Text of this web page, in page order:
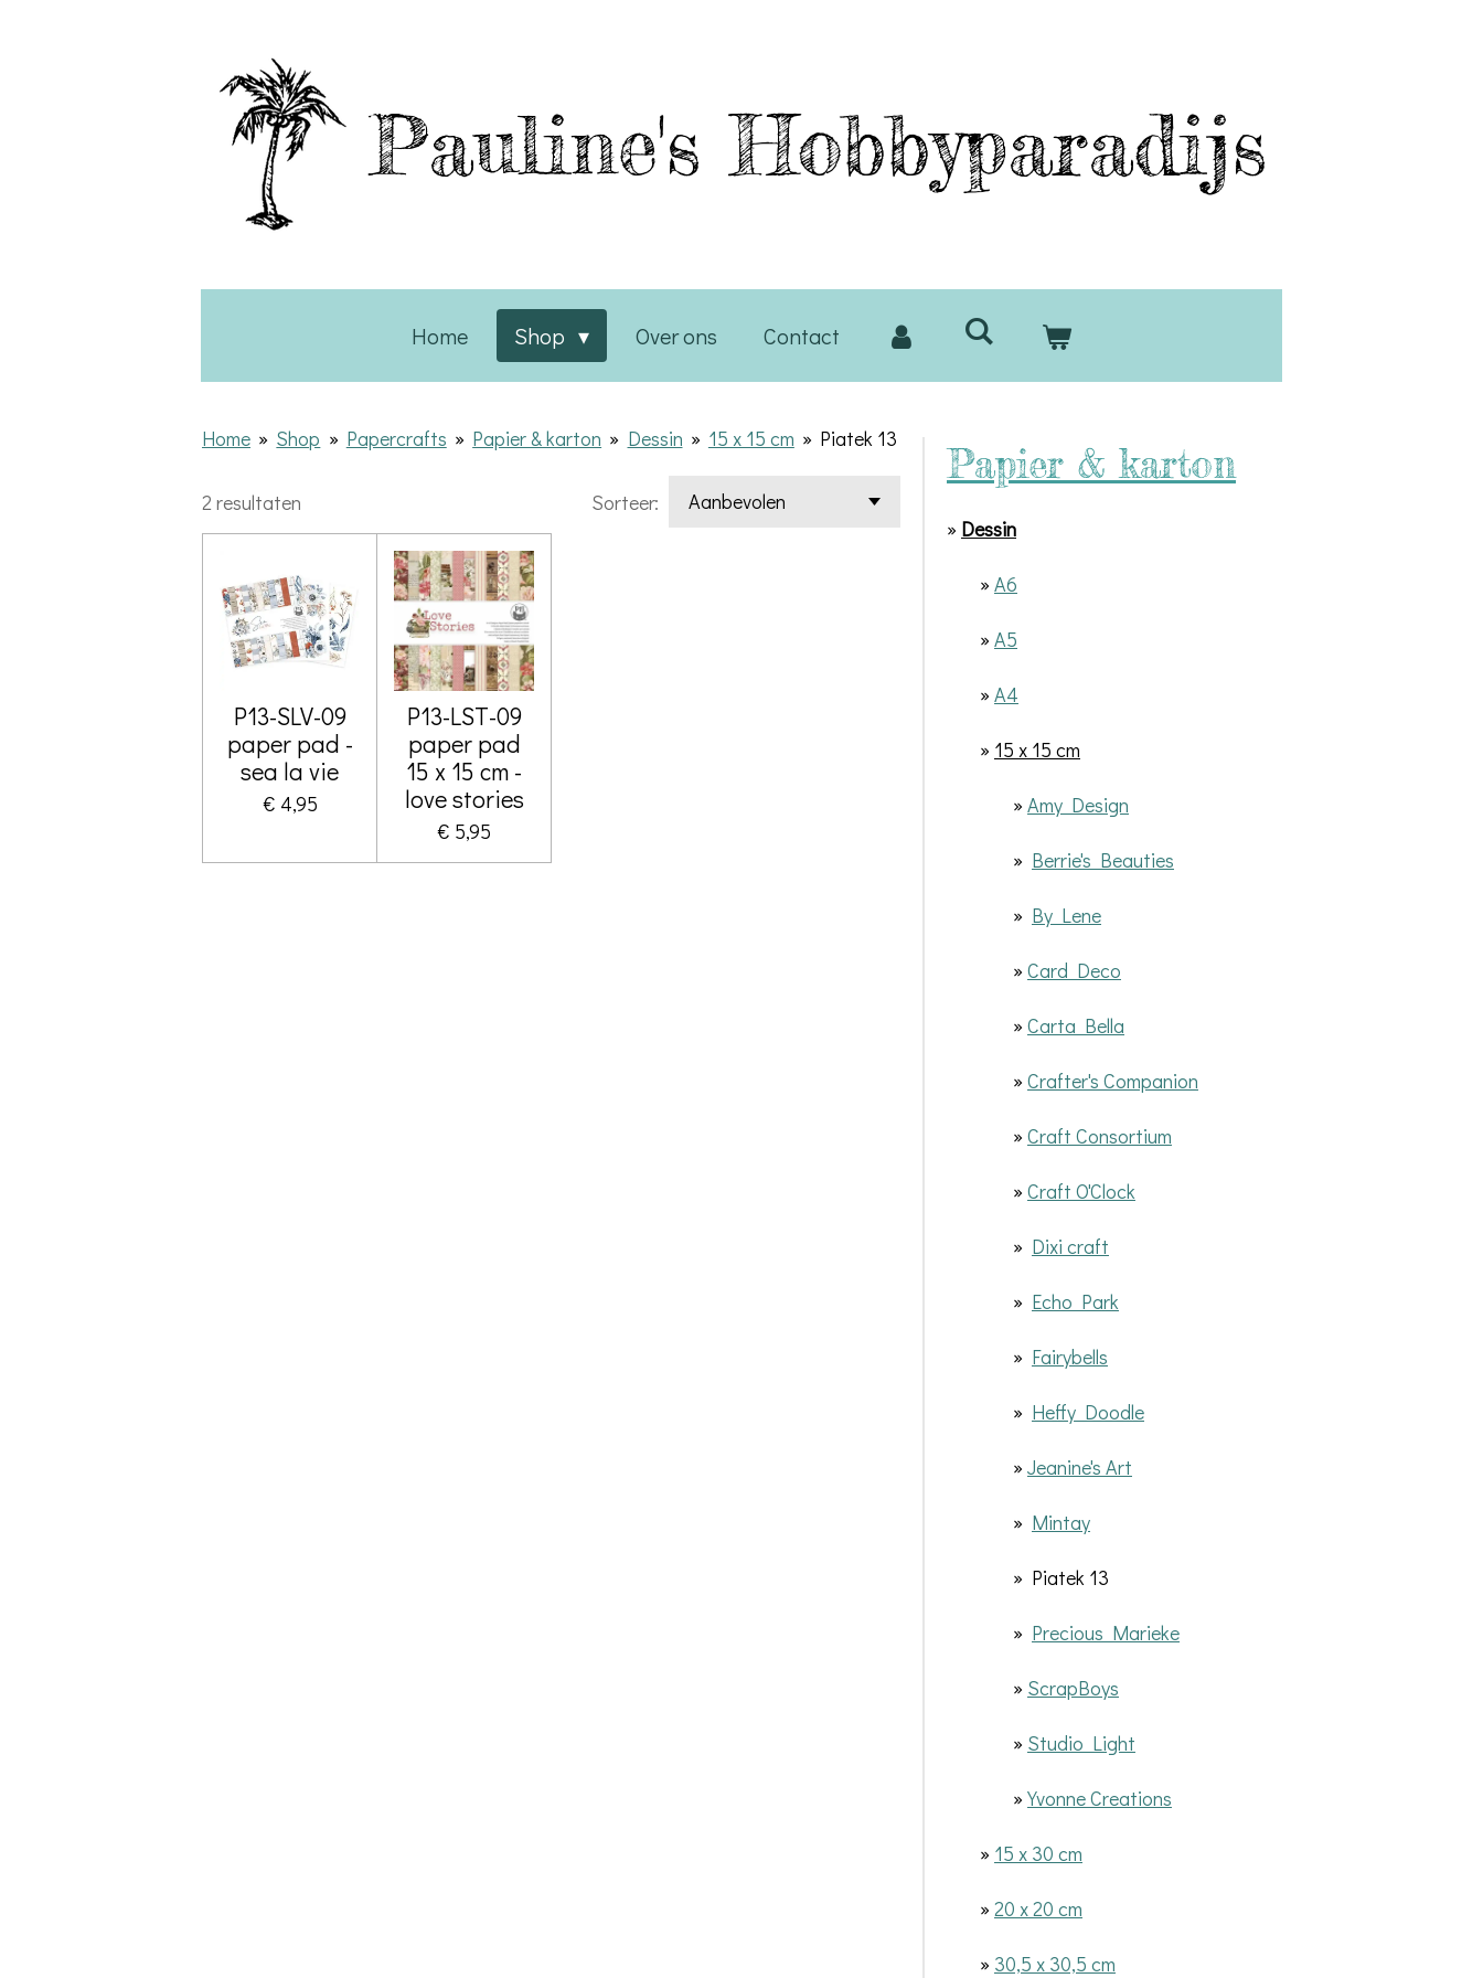
Pauline'sHobbyparadijs
Home Shop Over ons Contact
Home » Shop » Papercrafts » Papier & karton » Dessin » 15 x 15 cm » Piatek 13
2 resultaten Sorteer:
P13-SLV-09
paper pad -
sea la vie
€ 4,95
P13-LST-09
paper pad
15 x 15 cm -
love stories
€ 5,95
Papier & karton
» Dessin
» A6
» A5
» A4
» 15 x 15 cm
» Amy Design
» Berrie's Beauties
» By Lene
» Card Deco
» Carta Bella
» Crafter's Companion
» Craft Consortium
» Craft O'Clock
» Dixi craft
» Echo Park
» Fairybells
» Heffy Doodle
» Jeanine's Art
» Mintay
» Piatek 13
» Precious Marieke
» ScrapBoys
» Studio Light
» Yvonne Creations
» 15 x 30 cm
» 20 x 20 cm
» 30,5 x 30,5 cm